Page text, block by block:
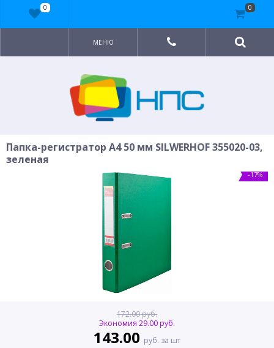
МЕНЮ
Папка-регистратор A4 50 мм SILWERHOF 355020-03,
зеленая
-17%
172.00 руб.
Экономия 29.00 руб.
143.00 руб. за шт
0 0